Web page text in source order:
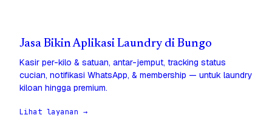
Jasa Bikin Aplikasi Laundry di Bungo
Kasir per-kilo & satuan, antar-jemput, tracking status
cucian, notifikasi WhatsApp, & membership — untuk laundry
kiloan hingga premium.
Lihat layanan →